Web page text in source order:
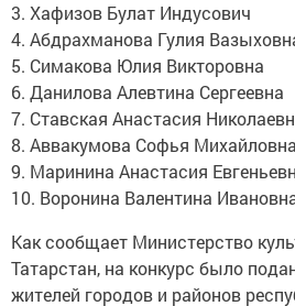
3. Хафизов Булат Индусович
4. Абдрахманова Гулия
5. Симакова Юлия Викторовна
6. Данилова Алевтина Сергеевна
7. Ставская Анастасия
8. Аввакумова Софья Михайловна
9. Маринина Анастасия
10. Воронина Валентина
Как сообщает Министерство
Татарстан, на конкурс было
жителей городов и районов